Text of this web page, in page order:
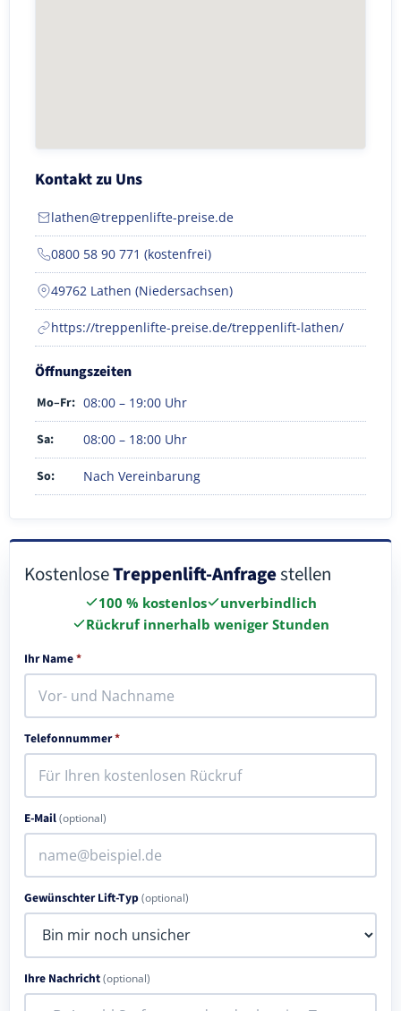
Kontakt zu Uns
lathen@treppenlifte-preise.de
0800 58 90 771 (kostenfrei)
49762 Lathen (Niedersachsen)
https://treppenlifte-preise.de/treppenlift-lathen/
Öffnungszeiten
Mo–Fr: 08:00 – 19:00 Uhr
Sa: 08:00 – 18:00 Uhr
So: Nach Vereinbarung
KostenloseTreppenlift-Anfragestellen
100 % kostenlos
unverbindlich
Rückruf innerhalb weniger Stunden
Ihr Name*
Telefonnummer*
E-Mail(optional)
Gewünschter Lift-Typ(optional)
Ihre Nachricht(optional)